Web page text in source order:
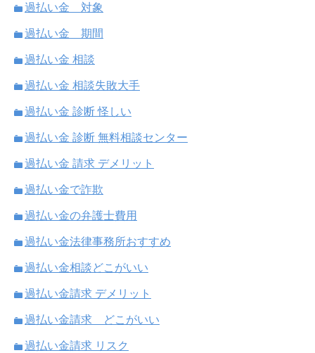
過払い金 対象
過払い金 期間
過払い金 相談
過払い金 相談失敗大手
過払い金 診断 怪しい
過払い金 診断 無料相談センター
過払い金 請求 デメリット
過払い金で詐欺
過払い金の弁護士費用
過払い金法律事務所おすすめ
過払い金相談どこがいい
過払い金請求 デメリット
過払い金請求 どこがいい
過払い金請求 リスク